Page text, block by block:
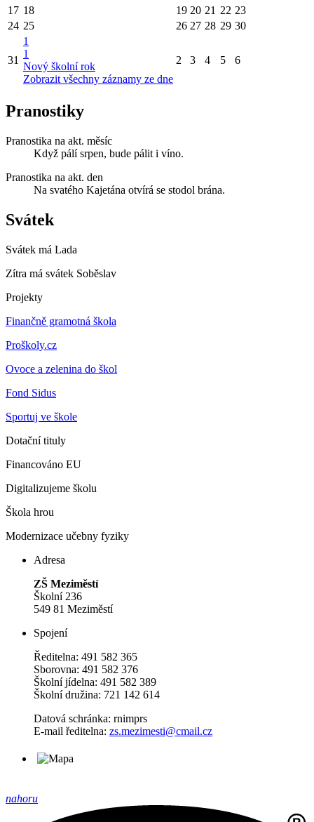
17 18 19 20 21 22 23
24 25 26 27 28 29 30
31
1
1
Nový školní rok
Zobrazit všechny záznamy ze dne
2 3 4 5 6
Pranostiky
Pranostika na akt. měsíc
Když pálí srpen, bude pálit i víno.
Pranostika na akt. den
Na svatého Kajetána otvírá se stodol brána.
Svátek
Svátek má Lada
Zítra má svátek Soběslav
Projekty
Finančně gramotná škola
Proškoly.cz
Ovoce a zelenina do škol
Fond Sidus
Sportuj ve škole
Dotační tituly
Financováno EU
Digitalizujeme školu
Škola hrou
Modernizace učebny fyziky
Adresa
ZŠ Meziměstí
Školní 236
549 81 Meziměstí
Spojení
Ředitelna: 491 582 365
Sborovna: 491 582 376
Školní jídelna: 491 582 389
Školní družina: 721 142 614
Datová schránka: rnimprs
E-mail ředitelna: zs.mezimesti@cmail.cz
nahoru